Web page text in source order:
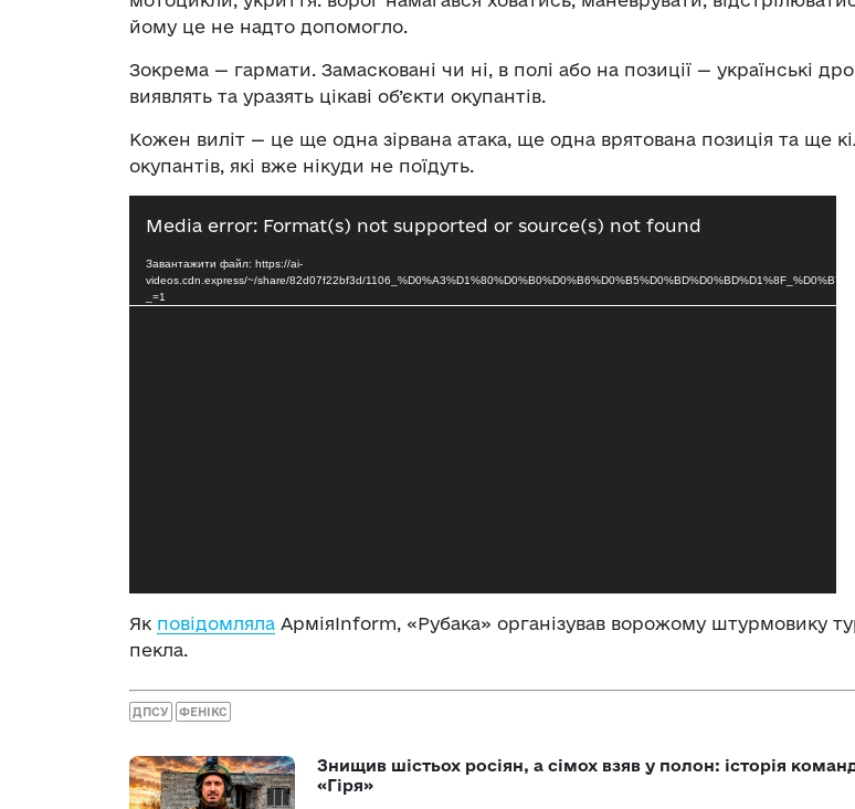
йому це не надто допомогло.
Зокрема — гармати. Замасковані чи ні, в полі або на позиції — українські
виявлять та уразять цікаві об’єкти окупантів.
Кожен виліт — це ще одна зірвана атака, ще одна врятована позиція та ще
окупантів, які вже нікуди не поїдуть.
Media error: Format(s) not supported or source(s) not found
Завантажити файл: https://ai-
videos.cdn.express/~/share/82d07f22bf3d/
_=1
Як повідомляла АрміяInform, «Рубака» організував ворожому штурмовику
пекла.
ДПСУ ФЕНІКС
Знищив шістьох росіян, а сімох взяв у полон: історія
«Гіря»